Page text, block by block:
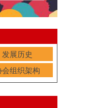
发展历史
会组织架构